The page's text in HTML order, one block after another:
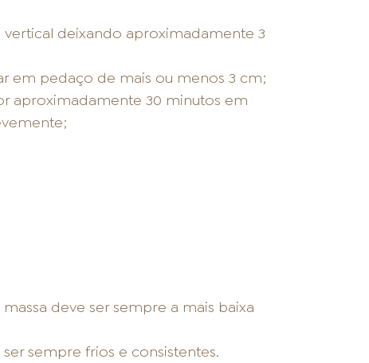
deixando aproximadamente 3
em pedaço de mais ou menos 3 cm;
aproximadamente 30 minutos em
deve ser sempre a mais baixa
sempre frios e consistentes.